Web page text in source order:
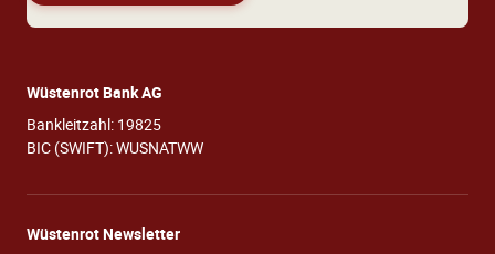
Wüstenrot Bank AG
Bankleitzahl: 19825
BIC (SWIFT): WUSNATWW
Wüstenrot Newsletter